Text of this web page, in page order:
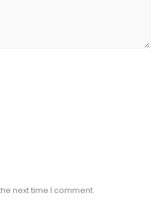
next time I comment.